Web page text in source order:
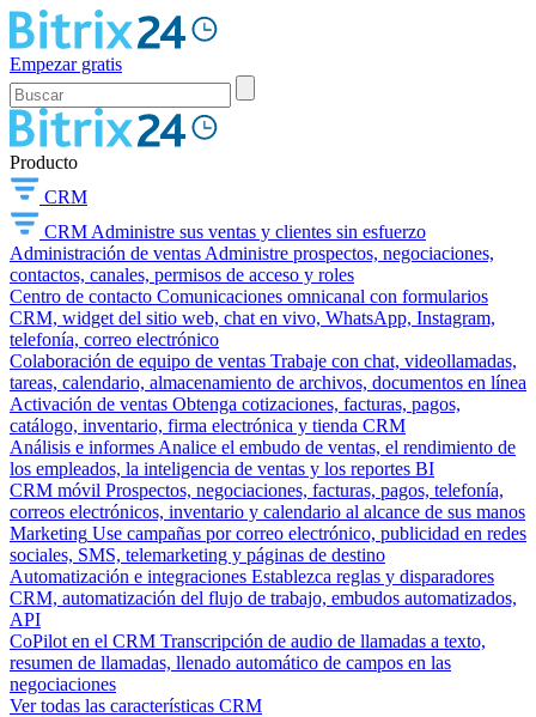
Empezar gratis
Producto
CRM
CRM Administre sus ventas y clientes sin esfuerzo
Administración de ventas Administre prospectos, negociaciones,
contactos, canales, permisos de acceso y roles
Centro de contacto Comunicaciones omnicanal con formularios
CRM, widget del sitio web, chat en vivo, WhatsApp, Instagram,
telefonía, correo electrónico
Colaboración de equipo de ventas Trabaje con chat, videollamadas,
tareas, calendario, almacenamiento de archivos, documentos en línea
Activación de ventas Obtenga cotizaciones, facturas, pagos,
catálogo, inventario, firma electrónica y tienda CRM
Análisis e informes Analice el embudo de ventas, el rendimiento de
los empleados, la inteligencia de ventas y los reportes BI
CRM móvil Prospectos, negociaciones, facturas, pagos, telefonía,
correos electrónicos, inventario y calendario al alcance de sus manos
Marketing Use campañas por correo electrónico, publicidad en redes
sociales, SMS, telemarketing y páginas de destino
Automatización e integraciones Establezca reglas y disparadores
CRM, automatización del flujo de trabajo, embudos automatizados,
API
CoPilot en el CRM Transcripción de audio de llamadas a texto,
resumen de llamadas, llenado automático de campos en las
negociaciones
Ver todas las características CRM